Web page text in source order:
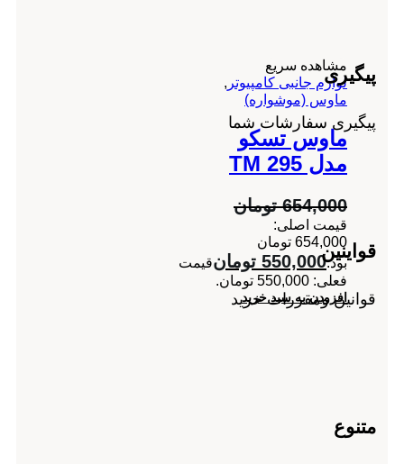
مشاهده سریع
لوازم جانبی کامپیوتر,
ماوس (موشواره)
ماوس تسکو
مدل TM 295
654,000 تومان
قیمت اصلی:
654,000 تومان
بود.550,000 تومانقیمت
فعلی: 550,000 تومان.
افزودن به سبد خرید
پیگیری
پیگیری سفارشات شما
قواینین
قوانین ومقررات خرید
متنوع